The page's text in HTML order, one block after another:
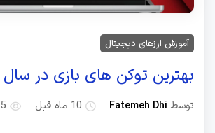
آموزش ارزهای دیجیتال
بهترین توکن های بازی در سال 2024
توسط Fatemeh Dhi 10 ماه قبل 5 دقیقه